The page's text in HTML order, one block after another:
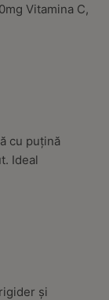
Vitamina C,
cu puțină
Ideal
și